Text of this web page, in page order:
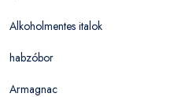
Alkoholmentes italok
habzóbor
Armagnac